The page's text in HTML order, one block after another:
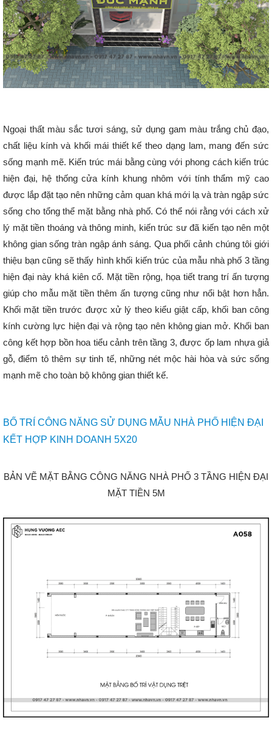
Ngoại thất màu sắc tươi sáng, sử dụng gam màu trắng chủ đạo,
chất liệu kính và khối mái thiết kế theo dạng lam, mang đến sức
sống mạnh mẽ. Kiến trúc mái bằng cùng với phong cách kiến trúc
hiện đại, hệ thống cửa kính khung nhôm với tính thẩm mỹ cao
được lắp đặt tạo nên những cảm quan khá mới lạ và tràn ngập sức
sống cho tổng thể mặt bằng nhà phố. Có thể nói rằng với cách xử
lý mặt tiền thoáng và thông minh, kiến trúc sư đã kiến tạo nên một
không gian sống tràn ngập ánh sáng. Qua phối cảnh chúng tôi giới
thiệu bạn cũng sẽ thấy hình khối kiến trúc của mẫu nhà phố 3 tầng
hiện đại này khá kiên cố. Mặt tiền rộng, họa tiết trang trí ấn tượng
giúp cho mẫu mặt tiền thêm ấn tượng cũng như nổi bật hơn hẳn.
Khối mặt tiền trước được xử lý theo kiểu giật cấp, khối ban công
kính cường lực hiện đại và rộng tạo nên không gian mở. Khối ban
công kết hợp bồn hoa tiểu cảnh trên tầng 3, được ốp lam nhựa giả
gỗ, điểm tô thêm sự tinh tế, những nét mộc hài hòa và sức sống
mạnh mẽ cho toàn bộ không gian thiết kế.
BỐ TRÍ CÔNG NĂNG SỬ DỤNG MẪU NHÀ PHỐ HIỆN ĐẠI
KẾT HỢP KINH DOANH 5X20
BẢN VẼ MẶT BẰNG CÔNG NĂNG NHÀ PHỐ 3 TẦNG HIỆN ĐẠI
MẶT TIỀN 5M